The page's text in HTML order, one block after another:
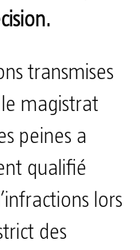
transmises
magistrat
peines a
qualifié
lors
des